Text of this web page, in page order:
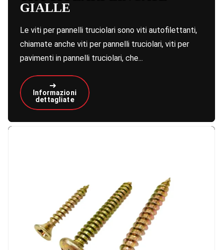
GIALLE
Le viti per pannelli truciolari sono viti autofilettanti,
chiamate anche viti per pannelli truciolari, viti per
pavimenti in pannelli truciolari, che...
Informazioni
dettagliate